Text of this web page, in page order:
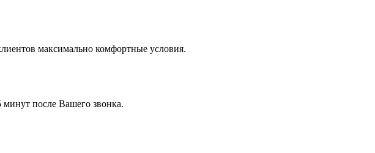
максимально комфортные условия.
минут после Вашего звонка.